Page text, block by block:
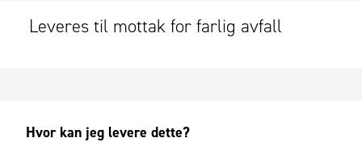
Leveres til mottak for farlig avfall
Hvor kan jeg levere dette?